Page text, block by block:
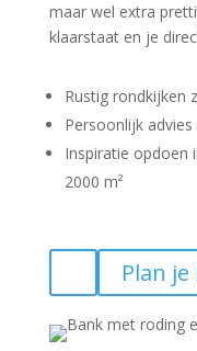
maar wel extra
klaarstaat en je
Rustig rondkijken
Persoonlijk
Inspiratie opdoen
2000 m²
Plan